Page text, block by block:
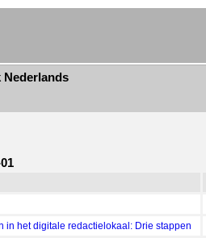
Nederlands
in het digitale redactielokaal: Drie stappen